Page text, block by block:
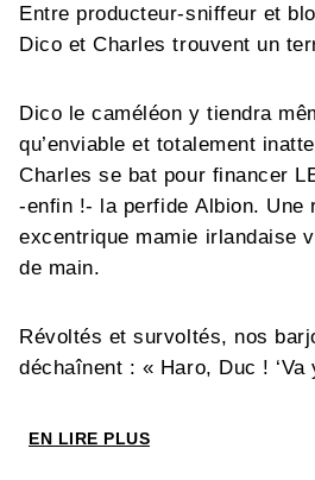
Entre producteur-sniffeur et
Dico et Charles trouvent un
Dico le caméléon y tiendra
qu’enviable et totalement
Charles se bat pour financer
-enfin !- la perfide Albion. Une
excentrique mamie irlandaise
de main.
Révoltés et survoltés, nos
EN LIRE PLUS